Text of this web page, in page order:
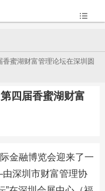
香蜜湖财富管理论坛在深圳圆
四届香蜜湖财富
金融博览会迎来了一
深圳市财富管理协